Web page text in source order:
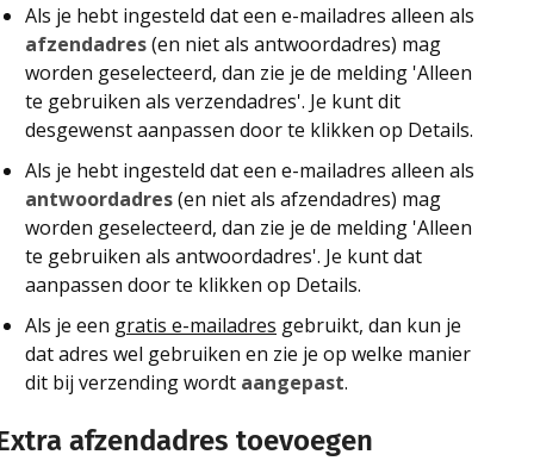
Als je hebt ingesteld dat een e-mailadres alleen als
afzendadres(en niet als antwoordadres) mag
worden geselecteerd, dan zie je de melding 'Alleen
te gebruiken als verzendadres'. Je kunt dit
desgewenst aanpassen door te klikken op Details.
Als je hebt ingesteld dat een e-mailadres alleen als
antwoordadres(en niet als afzendadres) mag
worden geselecteerd, dan zie je de melding 'Alleen
te gebruiken als antwoordadres'. Je kunt dat
aanpassen door te klikken op Details.
Als je een gratis e-mailadres gebruikt, dan kun je
dat adres wel gebruiken en zie je op welke manier
dit bij verzending wordt aangepast.
afzendadres toevoegen